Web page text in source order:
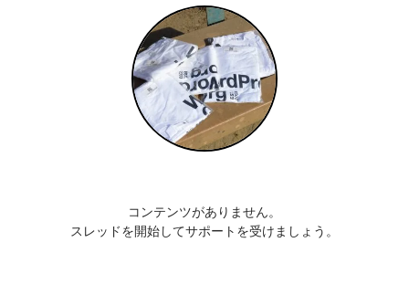
コンテンツがありません。
スレッドを開始してサポートを受けましょう。